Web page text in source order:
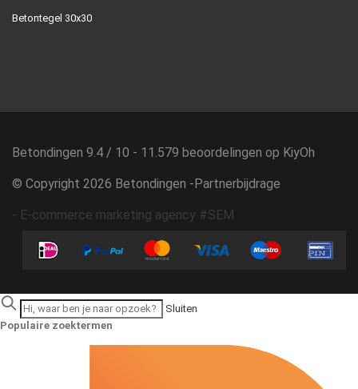
Betontegel 30x30
Betondingen 9.4 / 10 - 11.579 beoordelingen op KiyOh
© Copyright 2026 Betondingen -Partnerbijdrage
- E-commerce marketing agency #SEM
Sluiten
Populaire zoektermen